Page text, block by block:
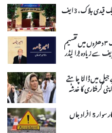
ملیر جیل سے 216 قیدی فرار، شدید فائرنگ، ایک قیدی ہلاک، 3ایف
۱۹۹۰ء کی دہائی کے آغاز میں پاکستان مسلم لیگ ۳ دھڑوں میں تقسیم
سے زیادہ بڑا لیڈر
میں ڈالنا چاہتے
گرفتاری کا خدشہ
سیالکوٹ: تیز رفتاری کے باعث بس سے ٹکر، کار سوار 5 افراد جاں